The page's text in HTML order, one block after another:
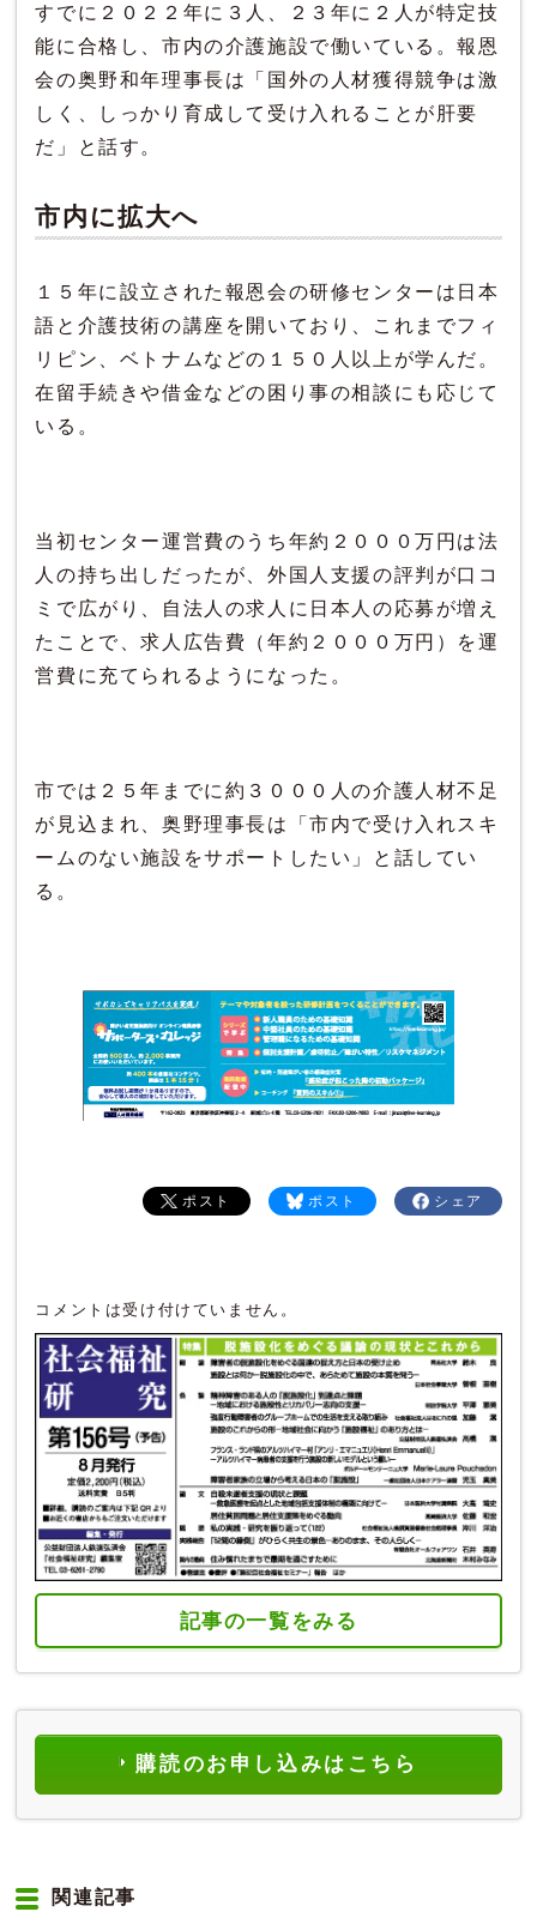
すでに２０２２年に３人、２３年に２人が特定技
能に合格し、市内の介護施設で働いている。報恩
会の奥野和年理事長は「国外の人材獲得競争は激
しく、しっかり育成して受け入れることが肝要
だ」と話す。
市内に拡大へ
１５年に設立された報恩会の研修センターは日本
語と介護技術の講座を開いており、これまでフィ
リピン、ベトナムなどの１５０人以上が学んだ。
在留手続きや借金などの困り事の相談にも応じて
いる。
当初センター運営費のうち年約２０００万円は法
人の持ち出しだったが、外国人支援の評判が口コ
ミで広がり、自法人の求人に日本人の応募が増え
たことで、求人広告費（年約２０００万円）を運
営費に充てられるようになった。
市では２５年までに約３０００人の介護人材不足
が見込まれ、奥野理事長は「市内で受け入れスキ
ームのない施設をサポートしたい」と話してい
る。
シェア
ポスト
ポスト
コメントは受け付けていません。
記事の一覧をみる
購読のお申し込みはこちら
関連記事